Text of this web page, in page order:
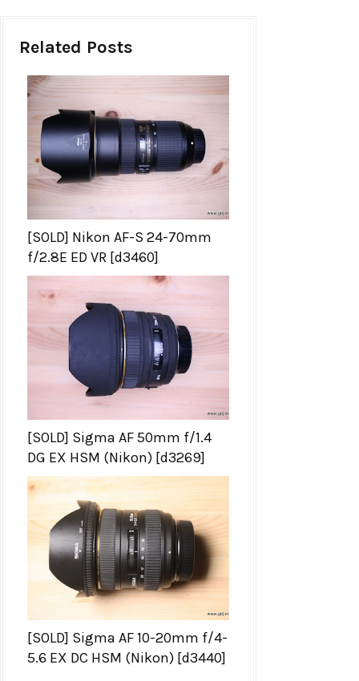
Related Posts
[SOLD] Nikon AF-S 24-70mm
f/2.8E ED VR [d3460]
[SOLD] Sigma AF 50mm f/1.4
DG EX HSM (Nikon) [d3269]
[SOLD] Sigma AF 10-20mm f/4-
5.6 EX DC HSM (Nikon) [d3440]